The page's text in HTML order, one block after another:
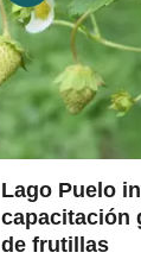
Lago Puelo
capacitación
de frutillas